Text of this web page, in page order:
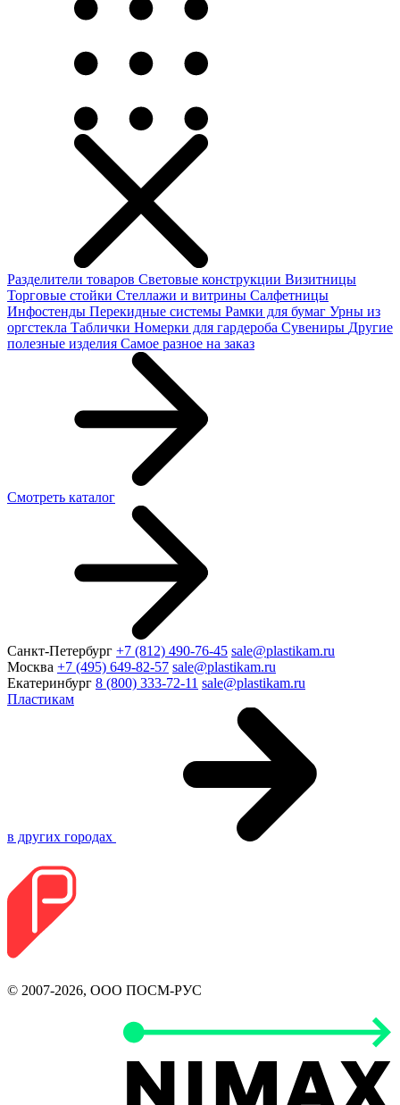
Разделители товаров Световые конструкции Визитницы
Торговые стойки Cтеллажи и витрины Салфетницы
Инфостенды Перекидные системы Рамки для бумаг Урны из
оргстекла Таблички Номерки для гардероба Сувениры Другие
полезные изделия Самое разное на заказ
Смотреть каталог
Санкт-Петербург +7 (812) 490-76-45 sale@plastikam.ru
Москва +7 (495) 649-82-57 sale@plastikam.ru
Екатеринбург 8 (800) 333-72-11 sale@plastikam.ru
Пластикам
в других городах
© 2007-2026, ООО ПОСМ-РУС